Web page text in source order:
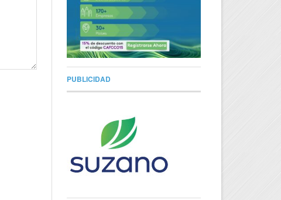
PUBLICIDAD